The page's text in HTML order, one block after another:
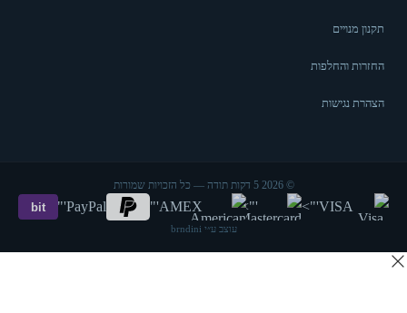
תקנון מנויים
החזרות והחלפות
הצהרת נגישות
© 2026 5 דקות תודה — כל הזכויות שמורות
VISA
'">
'">
AMEX
'">
PayPal
'">
bit
עוצב ע״י brndini